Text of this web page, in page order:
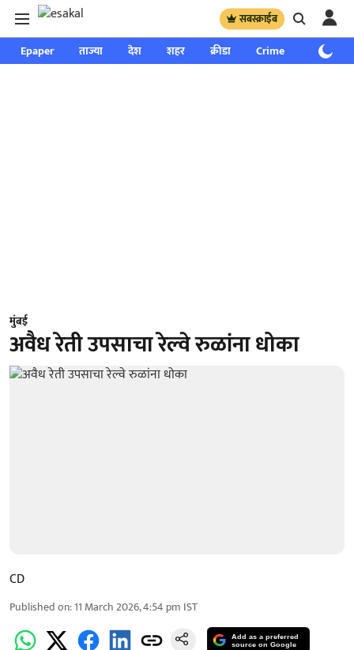
सबस्क्राईब
Epaper ताज्या देश शहर क्रीडा Crime साप्ताहिक
मुंबई
अवैध रेती उपसाचा रेल्वे रुळांना धोका
CD
Published on:11 March 2026, 4:54 pm IST
Add as a preferred
source on Google